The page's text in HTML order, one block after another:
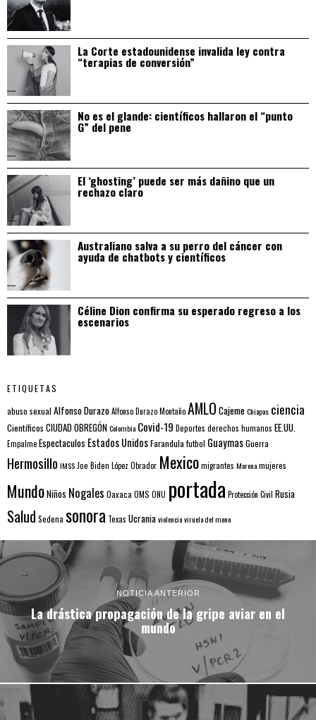
La Corte estadounidense invalida ley contra
“terapias de conversión”
No es el glande: científicos hallaron el “punto
G” del pene
El ‘ghosting’ puede ser más dañino que un
rechazo claro
Australiano salva a su perro del cáncer con
ayuda de chatbots y científicos
Céline Dion confirma su esperado regreso a los
escenarios
ETIQUETAS
abuso sexual Alfonso DurazoAlfonso Durazo MontañoAMLO CajemeChiapas ciencia
Científicos CIUDAD OBREGÓNColombia Covid-19 Deportes derechos humanos EE.UU.
EmpalmeEspectaculos Estados UnidosFarandulafutbol GuaymasGuerra
Hermosillo IMSS Joe Biden López Obrador Mexicomigrantes Morenamujeres
MundoNiños Nogales Oaxaca OMS ONU portada Protección Civil Rusia
Salud Sedena sonora Texas Ucraniaviolenciaviruela del mono
NOTICIA ANTERIOR
La drástica propagación de la gripe aviar en el
mundo